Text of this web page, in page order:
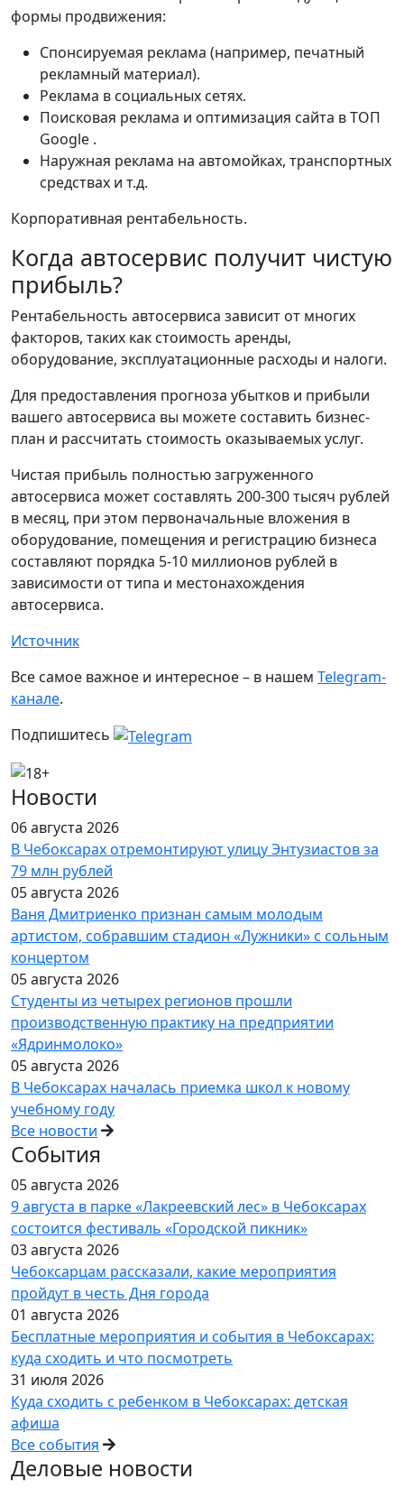
формы продвижения:
Спонсируемая реклама (например, печатный
рекламный материал).
Реклама в социальных сетях.
Поисковая реклама и оптимизация сайта в ТОП
Google .
Наружная реклама на автомойках, транспортных
средствах и т.д.
Корпоративная рентабельность.
Когда автосервис получит чистую
прибыль?
Рентабельность автосервиса зависит от многих
факторов, таких как стоимость аренды,
оборудование, эксплуатационные расходы и налоги.
Для предоставления прогноза убытков и прибыли
вашего автосервиса вы можете составить бизнес-
план и рассчитать стоимость оказываемых услуг.
Чистая прибыль полностью загруженного
автосервиса может составлять 200-300 тысяч рублей
в месяц, при этом первоначальные вложения в
оборудование, помещения и регистрацию бизнеса
составляют порядка 5-10 миллионов рублей в
зависимости от типа и местонахождения
автосервиса.
Источник
Все самое важное и интересное – в нашем Telegram-
канале.
Подпишитесь
Новости
06 августа 2026
В Чебоксарах отремонтируют улицу Энтузиастов за
79 млн рублей
05 августа 2026
Ваня Дмитриенко признан самым молодым
артистом, собравшим стадион «Лужники» с сольным
концертом
05 августа 2026
Студенты из четырех регионов прошли
производственную практику на предприятии
«Ядринмолоко»
05 августа 2026
В Чебоксарах началась приемка школ к новому
учебному году
Все новости
События
05 августа 2026
9 августа в парке «Лакреевский лес» в Чебоксарах
состоится фестиваль «Городской пикник»
03 августа 2026
Чебоксарцам рассказали, какие мероприятия
пройдут в честь Дня города
01 августа 2026
Бесплатные мероприятия и события в Чебоксарах:
куда сходить и что посмотреть
31 июля 2026
Куда сходить с ребенком в Чебоксарах: детская
афиша
Все события
Деловые новости